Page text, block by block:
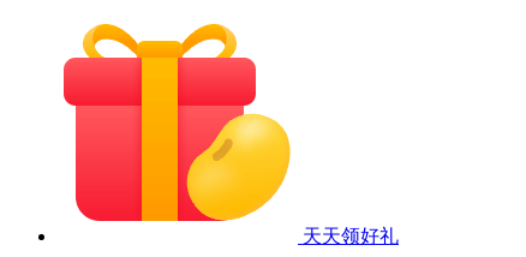
天天领好礼